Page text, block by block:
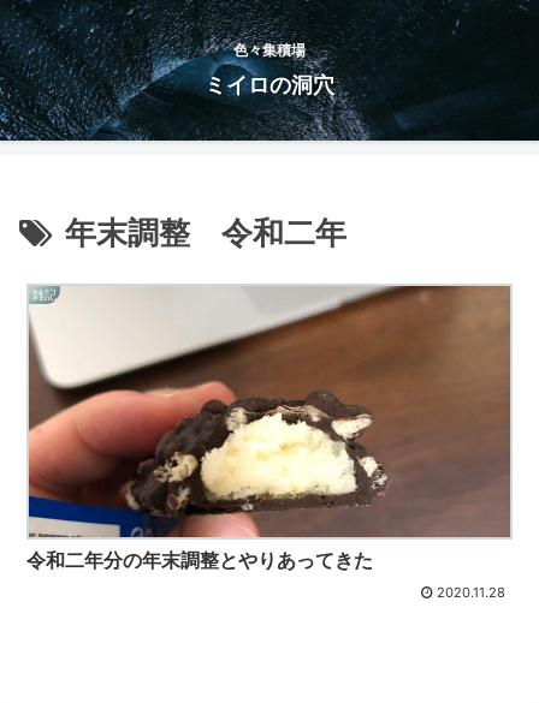
色々集積場
ミイロの洞穴
年末調整 令和二年
雑記
令和二年分の年末調整とやりあってきた
2020.11.28